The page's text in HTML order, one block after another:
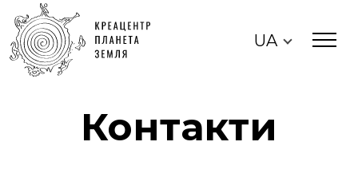
UA
Контакти